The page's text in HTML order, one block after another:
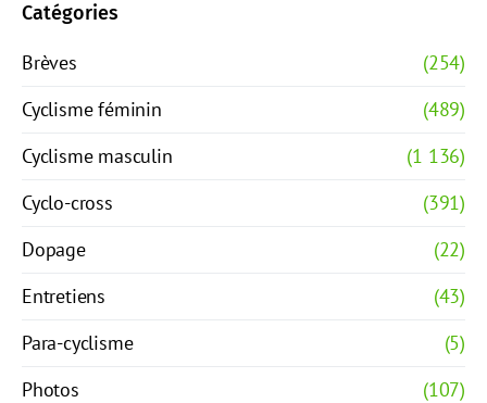
Catégories
Brèves
(254)
Cyclisme féminin
(489)
Cyclisme masculin
(1 136)
Cyclo-cross
(391)
Dopage
(22)
Entretiens
(43)
Para-cyclisme
(5)
Photos
(107)